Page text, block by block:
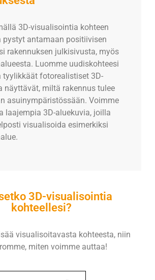
3D-visualisointia kohteen
pystyt antamaan positiivisen
rakennuksen julkisivusta, myös
Luomme uudiskohteesi
tyylikkäät fotorealistiset 3D-
näyttävät, miltä rakennus tulee
asuinympäristössään. Voimme
laajempia 3D-aluekuvia, joilla
visualisoida esimerkiksi
3D-visualisointia
kohteellesi?
visualisoitavasta kohteesta, niin
miten voimme auttaa!